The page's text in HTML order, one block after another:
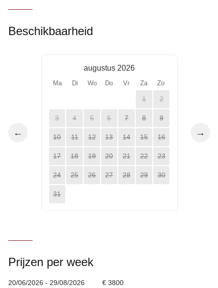
Beschikbaarheid
←
augustus 2026
Ma Di Wo Do Vr Za Zo
1 2
3 4 5 6 7 8 9
10 11 12 13 14 15 16
17 18 19 20 21 22 23
24 25 26 27 28 29 30
31
→
Prijzen per week
20/06/2026 - 29/08/2026
€ 3800